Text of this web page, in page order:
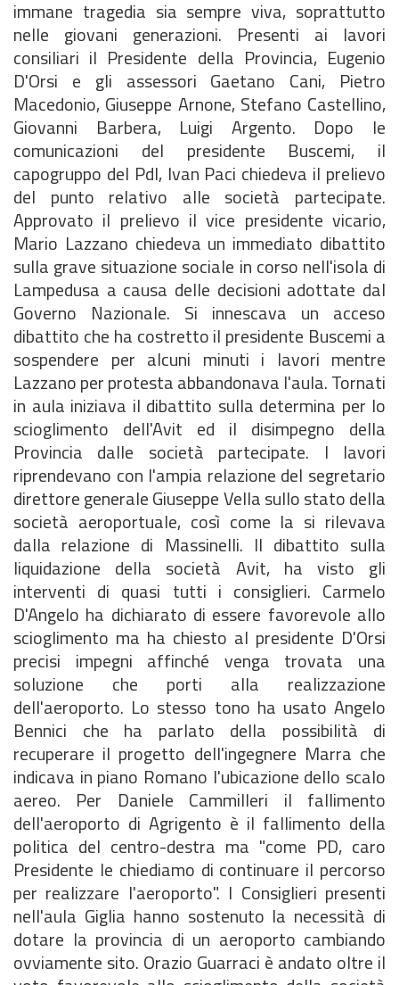
immane tragedia sia sempre viva, soprattutto
nelle giovani generazioni. Presenti ai lavori
consiliari il Presidente della Provincia, Eugenio
D'Orsi e gli assessori Gaetano Cani, Pietro
Macedonio, Giuseppe Arnone, Stefano Castellino,
Giovanni Barbera, Luigi Argento. Dopo le
comunicazioni del presidente Buscemi, il
capogruppo del Pdl, Ivan Paci chiedeva il prelievo
del punto relativo alle società partecipate.
Approvato il prelievo il vice presidente vicario,
Mario Lazzano chiedeva un immediato dibattito
sulla grave situazione sociale in corso nell'isola di
Lampedusa a causa delle decisioni adottate dal
Governo Nazionale. Si innescava un acceso
dibattito che ha costretto il presidente Buscemi a
sospendere per alcuni minuti i lavori mentre
Lazzano per protesta abbandonava l'aula. Tornati
in aula iniziava il dibattito sulla determina per lo
scioglimento dell'Avit ed il disimpegno della
Provincia dalle società partecipate. I lavori
riprendevano con l'ampia relazione del segretario
direttore generale Giuseppe Vella sullo stato della
società aeroportuale, così come la si rilevava
dalla relazione di Massinelli. Il dibattito sulla
liquidazione della società Avit, ha visto gli
interventi di quasi tutti i consiglieri. Carmelo
D'Angelo ha dichiarato di essere favorevole allo
scioglimento ma ha chiesto al presidente D'Orsi
precisi impegni affinché venga trovata una
soluzione che porti alla realizzazione
dell'aeroporto. Lo stesso tono ha usato Angelo
Bennici che ha parlato della possibilità di
recuperare il progetto dell'ingegnere Marra che
indicava in piano Romano l'ubicazione dello scalo
aereo. Per Daniele Cammilleri il fallimento
dell'aeroporto di Agrigento è il fallimento della
politica del centro-destra ma "come PD, caro
Presidente le chiediamo di continuare il percorso
per realizzare l'aeroporto". I Consiglieri presenti
nell'aula Giglia hanno sostenuto la necessità di
dotare la provincia di un aeroporto cambiando
ovviamente sito. Orazio Guarraci è andato oltre il